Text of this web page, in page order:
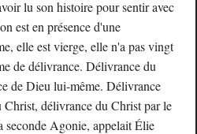
lu son histoire pour sentir avec
est en présence d'une
elle est vierge, elle n'a pas vingt
de délivrance. Délivrance du
de Dieu lui-même. Délivrance
Christ, délivrance du Christ par le
seconde Agonie, appelait Élie